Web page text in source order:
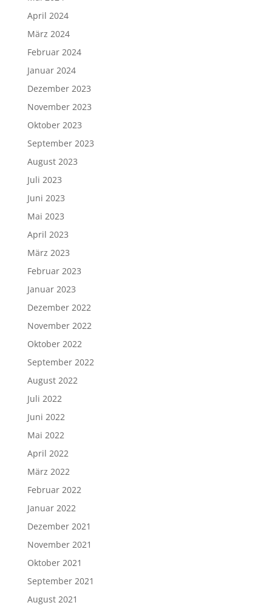
April 2024
März 2024
Februar 2024
Januar 2024
Dezember 2023
November 2023
Oktober 2023
September 2023
August 2023
Juli 2023
Juni 2023
Mai 2023
April 2023
März 2023
Februar 2023
Januar 2023
Dezember 2022
November 2022
Oktober 2022
September 2022
August 2022
Juli 2022
Juni 2022
Mai 2022
April 2022
März 2022
Februar 2022
Januar 2022
Dezember 2021
November 2021
Oktober 2021
September 2021
August 2021